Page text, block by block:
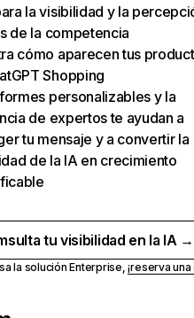
la visibilidad y la
de la competencia
cómo aparecen tus
Shopping
personalizables y la
de expertos te ayudan a
tu mensaje y a convertir la
de la IA en crecimiento
tu visibilidad en la IA →
la solución Enterprise,¡reserva